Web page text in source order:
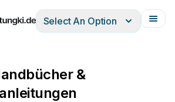
ItalianoFrançais
Select An Option
&